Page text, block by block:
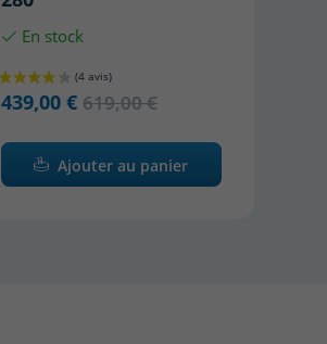
En stock
439,00 € 619,00 €
Ajouter au panier